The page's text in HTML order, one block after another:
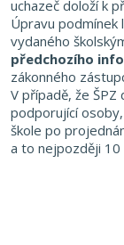
uchazeč doloží k
Úpravu podmínek
vydaného
předchozího
zákonného
V případě, že
podporující
škole po
a to nejpozději 10